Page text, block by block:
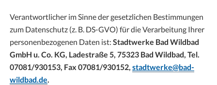
Verantwortlicher im Sinne der gesetzlichen Bestimmungen
zum Datenschutz (z. B. DS-GVO) für die Verarbeitung Ihrer
personenbezogenen Daten ist: Stadtwerke Bad Wildbad
GmbH u. Co. KG, Ladestraße 5, 75323 Bad Wildbad, Tel.
07081/930153, Fax 07081/930152, stadtwerke@bad-
wildbad.de.